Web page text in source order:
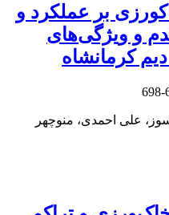
تأثیر روش‎های مختلف خاک‎ورزی بر عملکرد و
و ویژگی‌های
کرمانشاه
علی احمدی، منوچهر